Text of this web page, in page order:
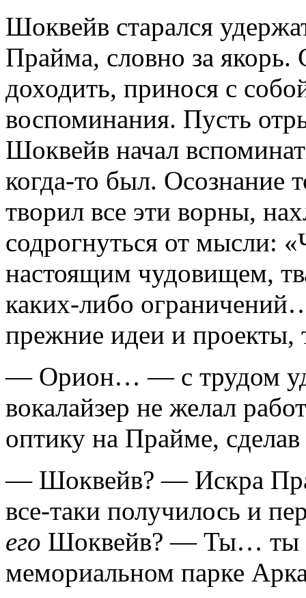
Шоквейв старался
Прайма, словно за якорь.
доходить, принося с
воспоминания. Пусть
Шоквейв начал
когда-то был. Осознание
творил все эти ворны,
содрогнуться от мысли:
настоящим чудовищем,
каких-либо
прежние идеи и проекты,
— Орион… — с трудом
вокалайзер не желал
оптику на Прайме,
— Шоквейв? — Искра
все-таки получилось и
его Шоквейв? — Ты… ты
мемориальном парке